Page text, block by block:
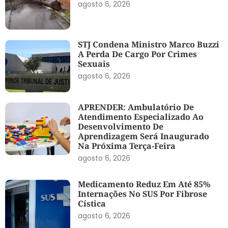
agosto 6, 2026
STJ Condena Ministro Marco Buzzi
A Perda De Cargo Por Crimes
Sexuais
agosto 6, 2026
APRENDER: Ambulatório De
Atendimento Especializado Ao
Desenvolvimento De
Aprendizagem Será Inaugurado
Na Próxima Terça-Feira
agosto 6, 2026
Medicamento Reduz Em Até 85%
Internações No SUS Por Fibrose
Cística
agosto 6, 2026